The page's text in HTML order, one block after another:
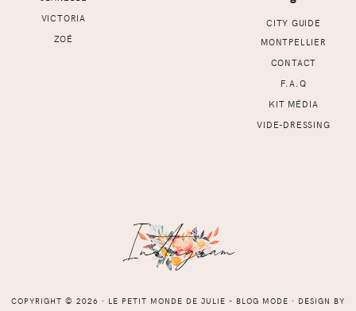
VICTORIA
ZOÉ
CITY GUIDE
MONTPELLIER
CONTACT
F.A.Q
KIT MÉDIA
VIDE-DRESSING
COPYRIGHT © 2026 ⸱ LE PETIT MONDE DE JULIE - BLOG MODE ⸱ DESIGN BY